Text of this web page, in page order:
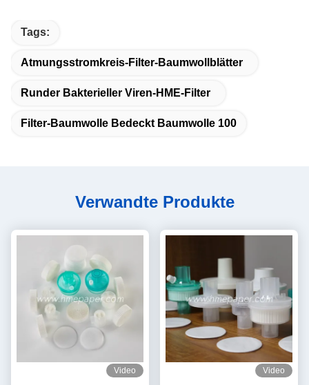
Tags:
Atmungsstromkreis-Filter-Baumwollblätter
Runder Bakterieller Viren-HME-Filter
Filter-Baumwolle Bedeckt Baumwolle 100
Verwandte Produkte
Video Video